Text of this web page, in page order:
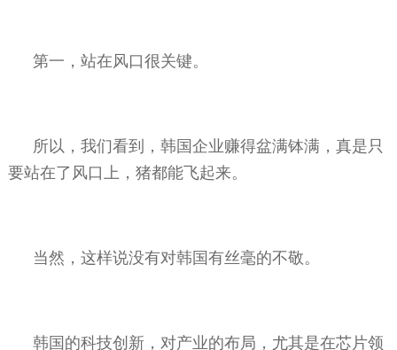
第一，站在风口很关键。
所以，我们看到，韩国企业赚得盆满钵满，真是只
要站在了风口上，猪都能飞起来。
当然，这样说没有对韩国有丝毫的不敬。
韩国的科技创新，对产业的布局，尤其是在芯片领